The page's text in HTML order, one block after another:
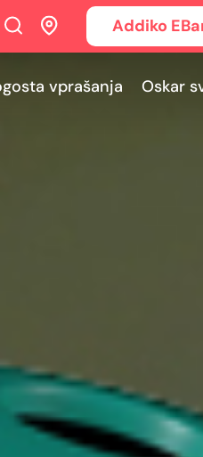
Addiko
vprašanja Oskar